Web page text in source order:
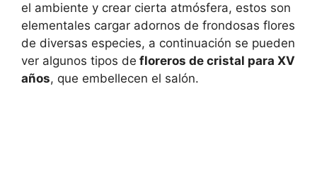
el ambiente y crear cierta atmósfera, estos son
elementales cargar adornos de frondosas flores
de diversas especies, a continuación se pueden
ver algunos tipos de floreros de cristal para XV
años, que embellecen el salón.